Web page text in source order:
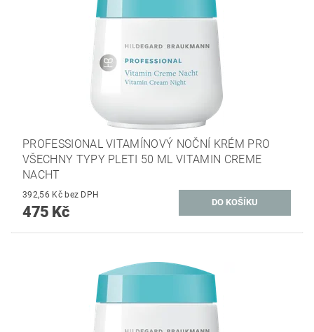
PROFESSIONAL VITAMÍNOVÝ NOČNÍ KRÉM PRO
VŠECHNY TYPY PLETI 50 ML VITAMIN CREME
NACHT
392,56 Kč bez DPH
475 Kč